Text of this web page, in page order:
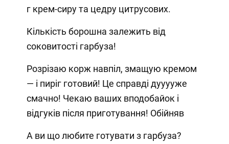
г крем-сиру та цедру цитрусових.
Кількість борошна залежить від
соковитості гарбуза!
Розрізаю корж навпіл, змащую кремом
— і пиріг готовий! Це справді дууууже
смачно! Чекаю ваших вподобайок і
відгуків після приготування! Обійняв
А ви що любите готувати з гарбуза?